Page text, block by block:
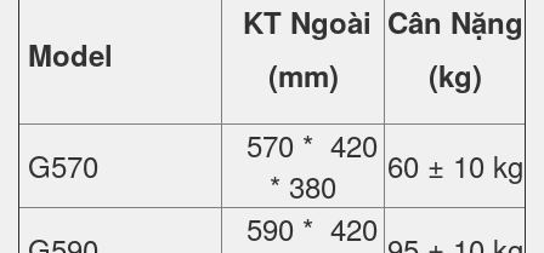
Model
KT Ngoài
(mm)
Cân Nặng
(kg)
G570
570 * 420
* 380
60 ± 10 kg
590 * 420